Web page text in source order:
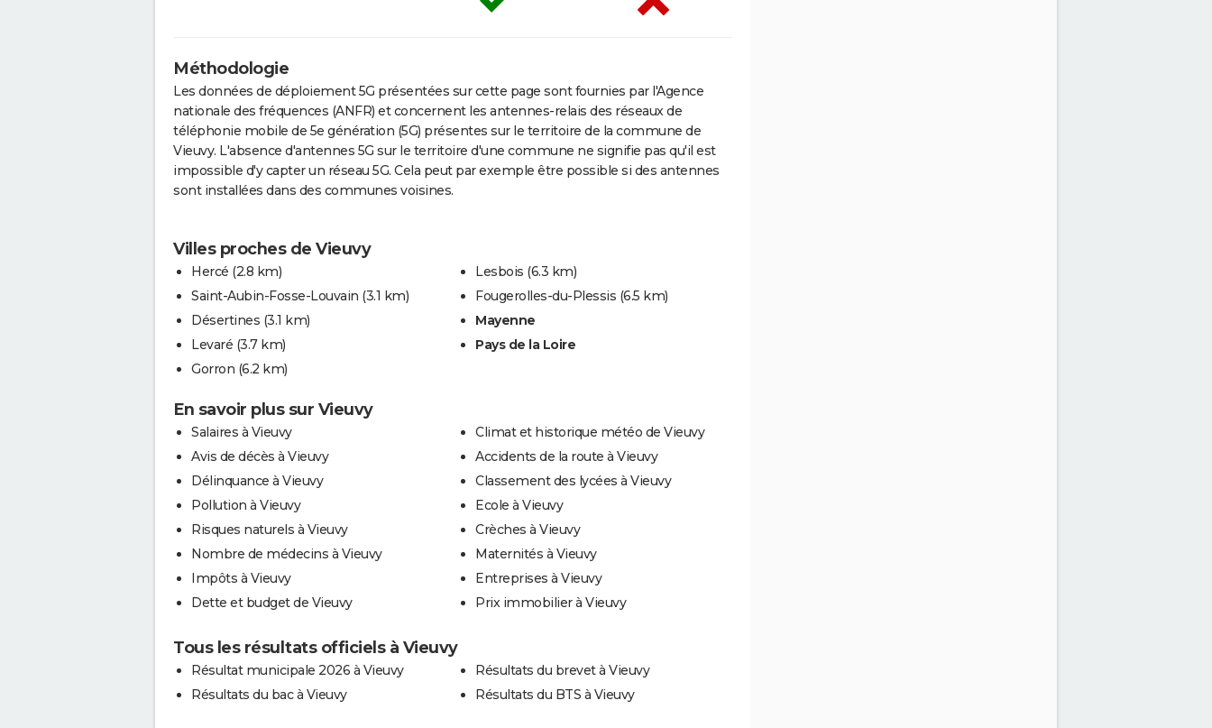
Méthodologie
Les données de déploiement 5G présentées sur cette page sont fournies par l'Agence
nationale des fréquences (ANFR) et concernent les antennes-relais des réseaux de
téléphonie mobile de 5e génération (5G) présentes sur le territoire de la commune de
Vieuvy. L'absence d'antennes 5G sur le territoire d'une commune ne signifie pas qu'il est
impossible d'y capter un réseau 5G. Cela peut par exemple être possible si des antennes
sont installées dans des communes voisines.
Villes proches de Vieuvy
Hercé (2.8 km)
Saint-Aubin-Fosse-Louvain (3.1 km)
Désertines (3.1 km)
Levaré (3.7 km)
Gorron (6.2 km)
Lesbois (6.3 km)
Fougerolles-du-Plessis (6.5 km)
Mayenne
Pays de la Loire
En savoir plus sur Vieuvy
Salaires à Vieuvy
Avis de décès à Vieuvy
Délinquance à Vieuvy
Pollution à Vieuvy
Risques naturels à Vieuvy
Nombre de médecins à Vieuvy
Impôts à Vieuvy
Dette et budget de Vieuvy
Climat et historique météo de Vieuvy
Accidents de la route à Vieuvy
Classement des lycées à Vieuvy
Ecole à Vieuvy
Crèches à Vieuvy
Maternités à Vieuvy
Entreprises à Vieuvy
Prix immobilier à Vieuvy
Tous les résultats officiels à Vieuvy
Résultat municipale 2026 à Vieuvy
Résultats du bac à Vieuvy
Résultats du brevet à Vieuvy
Résultats du BTS à Vieuvy